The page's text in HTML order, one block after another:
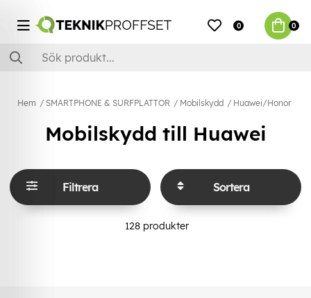
0 0
Hem SMARTPHONE & SURFPLATTOR Mobilskydd Huawei/Honor
Mobilskydd till Huawei
Filtrera Sortera
128 produkter